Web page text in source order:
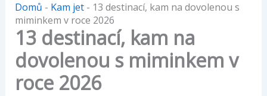
Domů - Kam jet- 13 destinací, kam na dovolenou s
miminkem v roce 2026
13 destinací, kam na
dovolenou s miminkem v
roce 2026